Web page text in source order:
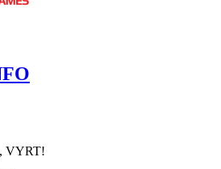
VYRT!